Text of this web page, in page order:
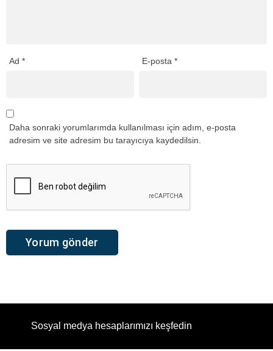
Ad * E-posta*
Daha sonraki yorumlarımda kullanılması için adım, e-posta
adresim ve site adresim bu tarayıcıya kaydedilsin.
Sosyal medya hesaplarımızı keşfedin